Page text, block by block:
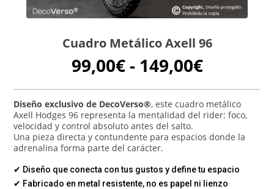
Cuadro Metálico Axell 96
99,00€- 149,00€Rango
de
precios:
desde
99,00€
hasta
Diseño exclusivo de DecoVerso®, este cuadro metálico
Axell Hodges 96 representa la mentalidad del rider: foco,
velocidad y control absoluto antes del salto.
Una pieza directa y contundente para espacios donde la
adrenalina forma parte del carácter.
✔ Diseño que conecta con tus gustos y define tu espacio
✔ Fabricado en metal resistente, no es papel ni lienzo